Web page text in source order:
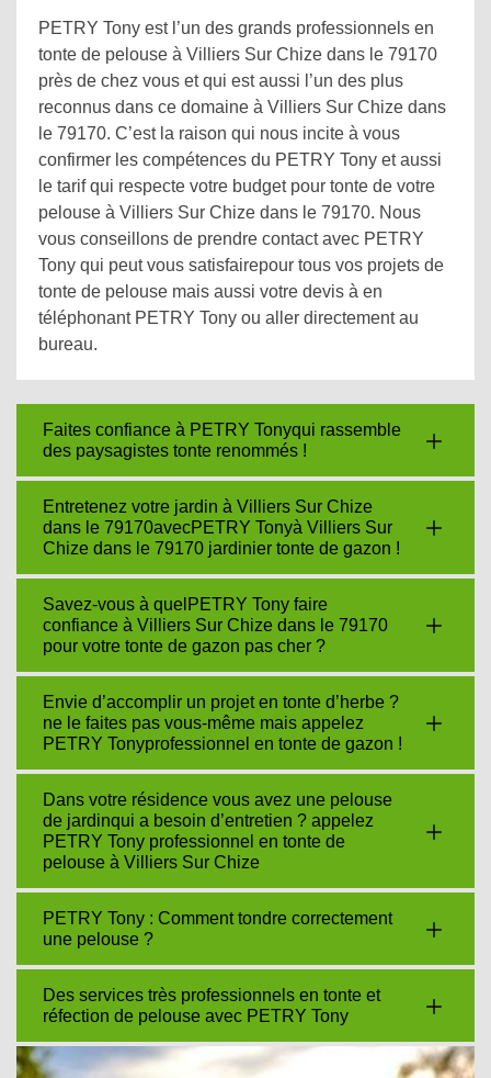
PETRY Tony est l’un des grands professionnels en
tonte de pelouse à Villiers Sur Chize dans le 79170
près de chez vous et qui est aussi l’un des plus
reconnus dans ce domaine à Villiers Sur Chize dans
le 79170. C’est la raison qui nous incite à vous
confirmer les compétences du PETRY Tony et aussi
le tarif qui respecte votre budget pour tonte de votre
pelouse à Villiers Sur Chize dans le 79170. Nous
vous conseillons de prendre contact avec PETRY
Tony qui peut vous satisfairepour tous vos projets de
tonte de pelouse mais aussi votre devis à en
téléphonant PETRY Tony ou aller directement au
bureau.
Faites confiance à PETRY Tonyqui rassemble
des paysagistes tonte renommés !
Entretenez votre jardin à Villiers Sur Chize
dans le 79170avecPETRY Tonyà Villiers Sur
Chize dans le 79170 jardinier tonte de gazon !
Savez-vous à quelPETRY Tony faire
confiance à Villiers Sur Chize dans le 79170
pour votre tonte de gazon pas cher ?
Envie d’accomplir un projet en tonte d’herbe ?
ne le faites pas vous-même mais appelez
PETRY Tonyprofessionnel en tonte de gazon !
Dans votre résidence vous avez une pelouse
de jardinqui a besoin d’entretien ? appelez
PETRY Tony professionnel en tonte de
pelouse à Villiers Sur Chize
PETRY Tony : Comment tondre correctement
une pelouse ?
Des services très professionnels en tonte et
réfection de pelouse avec PETRY Tony